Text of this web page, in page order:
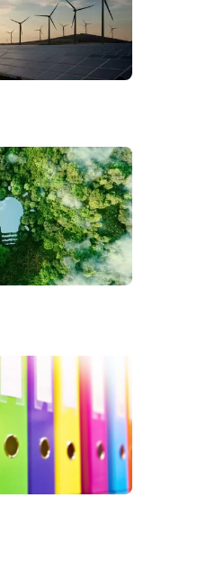
artykuł Zielona energia dla firm –
artykuł Bądź eko i oszczędzaj –
z tagiem:#ESG
artykuł Jak zebrać dane do
z tagiem:#ESG